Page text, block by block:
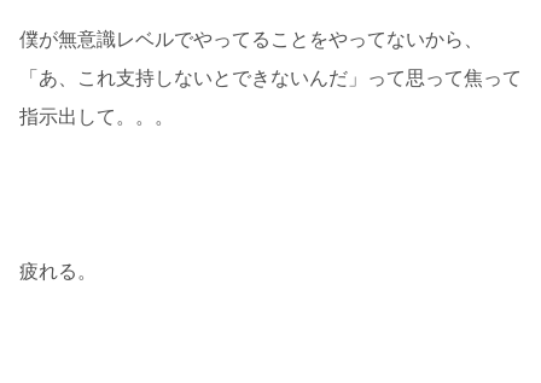
僕が無意識レベルでやってることをやってないから、
「あ、これ支持しないとできないんだ」って思って焦って
指示出して。。。
疲れる。